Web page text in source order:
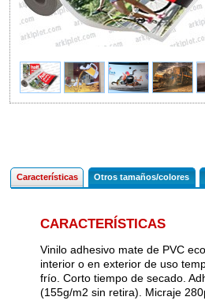
Características Otros tamaños/colores
CARACTERÍSTICAS
Vinilo adhesivo mate de PVC
interior o en exterior de uso
frío. Corto tiempo de secado.
(155g/m2 sin retira). Micraje